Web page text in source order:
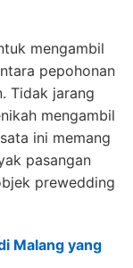
mengambil
pepohonan
Tidak jarang
mengambil
ini memang
pasangan
prewedding
Malang yang